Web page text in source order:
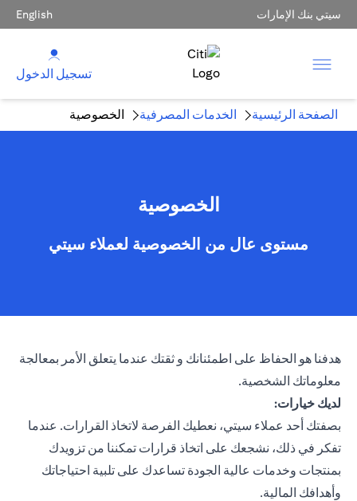
سيتي بنك الإمارات English
تسجيل الدخول
الصفحة الرئيسية الخدمات المصرفية الخصوصية
الخصوصية
مستوى عال من الخصوصية لعملاء سيتي
هدفنا هو الحفاظ على اطمئنانك و ثقتك عندما يتعلق الأمر بمعالجة
معلوماتك الشخصية.
لديك خيارات:
بصفتك أحد عملاء سيتي، نعطيك الفرصة لاتخاذ القرارات. عندما
تفكر في ذلك، نشجعك على اتخاذ قرارات تمكننا من تزويدك
بمنتجات وخدمات عالية الجودة تساعدك على تلبية احتياجاتك
وأهدافك المالية.